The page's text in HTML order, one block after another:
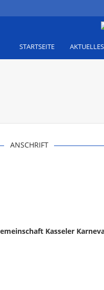
STARTSEITE AKTUELLES
ANSCHRIFT
Kasseler